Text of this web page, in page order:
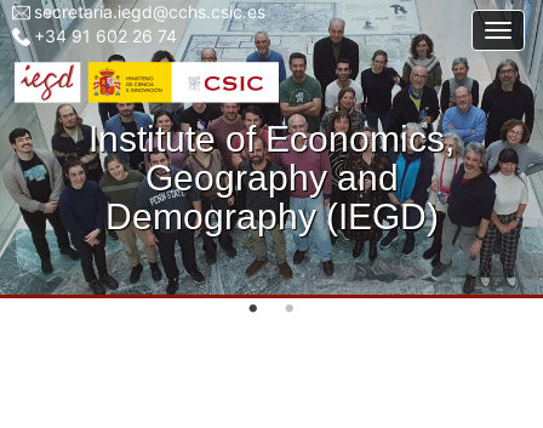
Skip
to
main
content
Menu
top
left
iegd
secretaria.iegd@cchs.csic.es
+34 91 602 26 74
Institute of Economics,
Geography and
Demography (IEGD)